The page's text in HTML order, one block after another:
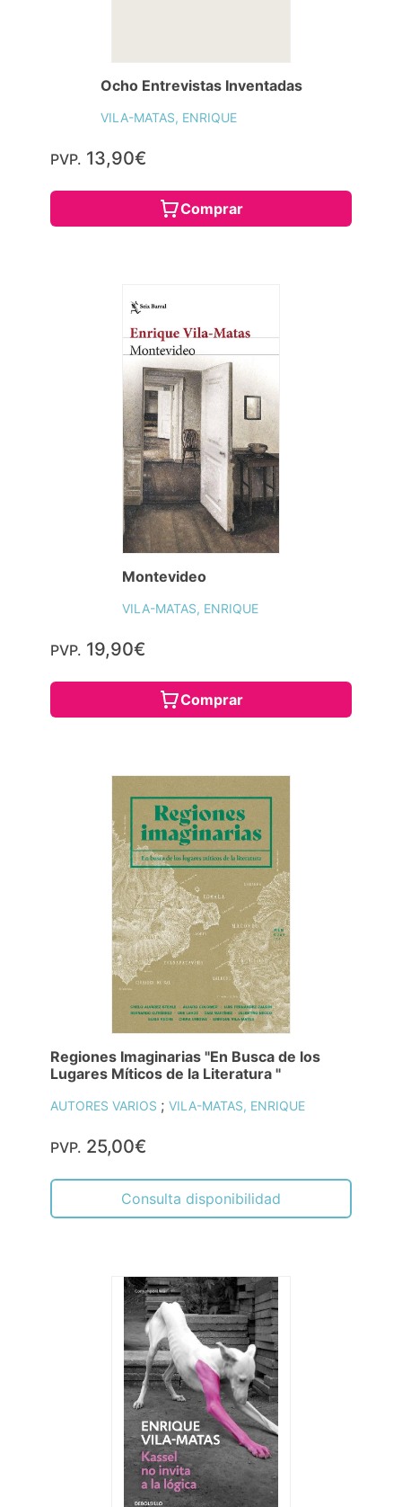
Ocho Entrevistas Inventadas
VILA-MATAS, ENRIQUE
PVP. 13,90€
Comprar
Montevideo
VILA-MATAS, ENRIQUE
PVP. 19,90€
Comprar
Regiones Imaginarias "En Busca de los
Lugares Míticos de la Literatura "
AUTORES VARIOS ; VILA-MATAS, ENRIQUE
PVP. 25,00€
Consulta disponibilidad